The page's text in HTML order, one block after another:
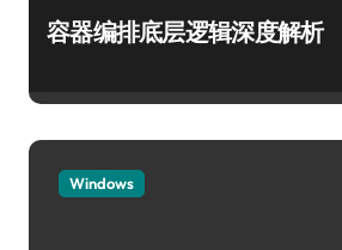
容器编排底层逻辑深度解析
Windows